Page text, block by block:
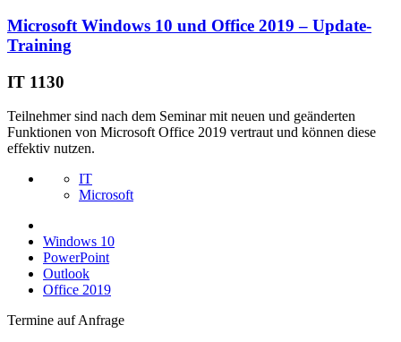
Microsoft Windows 10 und Office 2019 – Update-
Training
IT 1130
Teilnehmer sind nach dem Seminar mit neuen und geänderten
Funktionen von Microsoft Office 2019 vertraut und können diese
effektiv nutzen.
IT
Microsoft
Windows 10
PowerPoint
Outlook
Office 2019
Termine auf Anfrage